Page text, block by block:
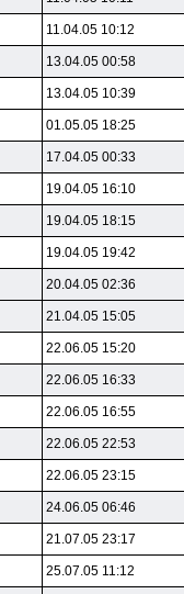
11.04.05 10:12
13.04.05 00:58
13.04.05 10:39
01.05.05 18:25
17.04.05 00:33
19.04.05 16:10
19.04.05 18:15
19.04.05 19:42
20.04.05 02:36
21.04.05 15:05
22.06.05 15:20
22.06.05 16:33
22.06.05 16:55
22.06.05 22:53
22.06.05 23:15
24.06.05 06:46
21.07.05 23:17
25.07.05 11:12